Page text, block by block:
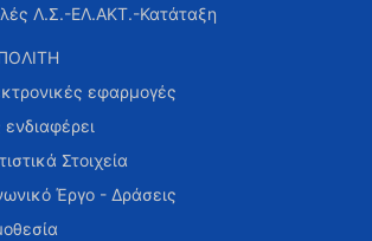
Λ.Σ.-ΕΛ.ΑΚΤ.-Κατάταξη
εφαρμογές
Στοιχεία
Έργο - Δράσεις